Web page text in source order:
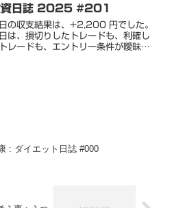
資日誌 2025 #201
の収支結果は、+2,200 円でした。
は、損切りしたトレードも、利確し
レードも、エントリー条件が曖昧で
: ダイエット日誌 #000